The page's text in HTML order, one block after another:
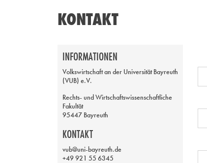
KONTAKT
INFORMATIONEN
Volkswirtschaft an der Universität Bayreuth
(VUB) e.V.
Rechts- und Wirtschaftswissenschaftliche
Fakultät
95447 Bayreuth
KONTAKT
vub@uni-bayreuth.de
+49 921 55 6345